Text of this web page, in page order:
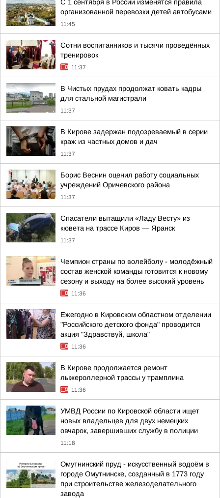
С 1 сентября в России изменятся правила
организованной перевозки детей автобусами
11:45
Сотни воспитанников и тысячи проведённых
тренировок
11:37
В Чистых прудах продолжат ковать кадры
для стальной магистрали
11:37
В Кирове задержан подозреваемый в серии
краж из частных домов и дач
11:37
Борис Веснин оценил работу социальных
учреждений Оричевского района
11:37
Спасатели вытащили «Ладу Весту» из
кювета на трассе Киров — Яранск
11:37
Чемпион страны по волейболу - молодёжный
состав женской команды готовится к новому
сезону и выходу на более высокий уровень
11:36
Ежегодно в Кировском областном отделении
"Российского детского фонда" проводится
акция "Здравствуй, школа"
11:36
В Кирове продолжается ремонт
лыжероллерной трассы у трамплина
11:36
УМВД России по Кировской области ищет
новых владельцев для двух немецких
овчарок, завершивших службу в полиции
11:18
Омутнинский пруд - искусственный водоём в
городе Омутнинске, созданный в 1773 году
при строительстве железоделательного
завода